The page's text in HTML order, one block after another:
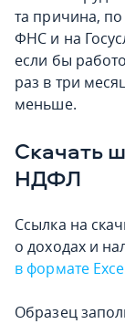
та причина,
ФНС и на
если бы
раз в три
меньше.
Скачать
НДФЛ
Ссылка на
о доходах и
в формате
Образец